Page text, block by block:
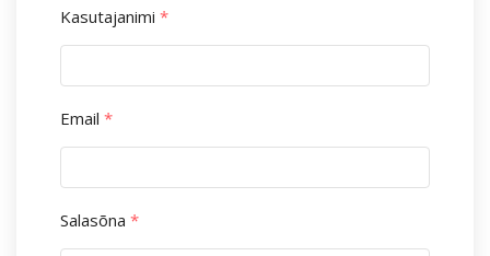
Kasutajanimi *
Email *
Salasõna *